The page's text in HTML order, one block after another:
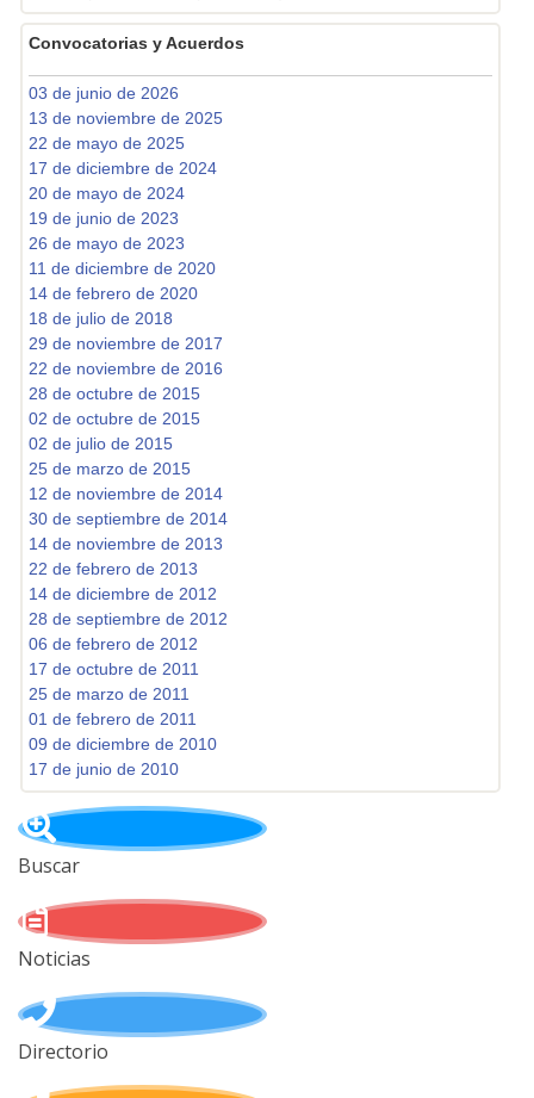
Convocatorias y Acuerdos
03 de junio de 2026
13 de noviembre de 2025
22 de mayo de 2025
17 de diciembre de 2024
20 de mayo de 2024
19 de junio de 2023
26 de mayo de 2023
11 de diciembre de 2020
14 de febrero de 2020
18 de julio de 2018
29 de noviembre de 2017
22 de noviembre de 2016
28 de octubre de 2015
02 de octubre de 2015
02 de julio de 2015
25 de marzo de 2015
12 de noviembre de 2014
30 de septiembre de 2014
14 de noviembre de 2013
22 de febrero de 2013
14 de diciembre de 2012
28 de septiembre de 2012
06 de febrero de 2012
17 de octubre de 2011
25 de marzo de 2011
01 de febrero de 2011
09 de diciembre de 2010
17 de junio de 2010
Buscar
Noticias
Directorio